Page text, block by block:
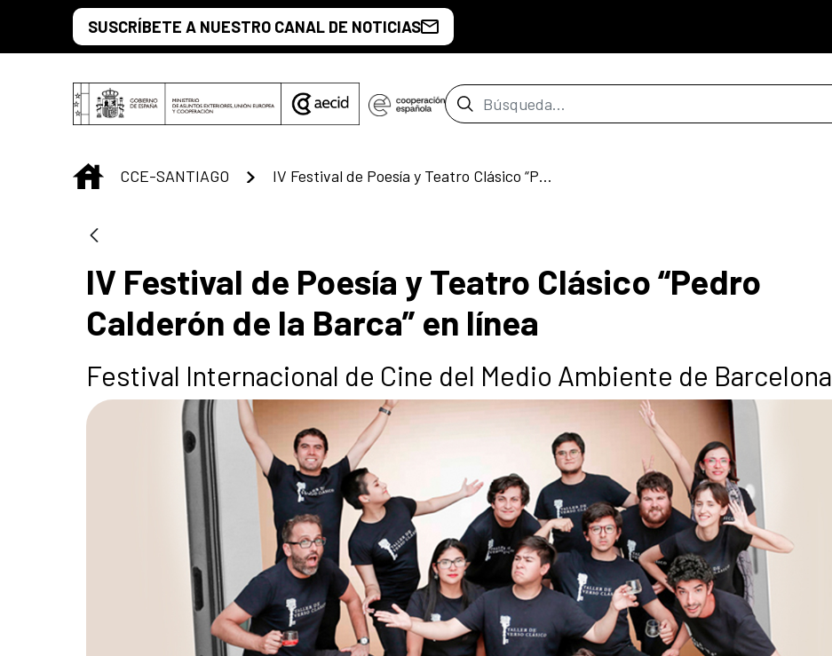
Saltar al contenido principal
SUSCRÍBETE A NUESTRO CANAL DE NOTICIAS
Barra de búsqueda
INICIO
CCE-SANTIAGO IV Festival de Poesía y Teatro Clásico “Pedro Calderón de la Barca” en línea
IV Festival de Poesía y Teatro Clásico “Pedro
Calderón de la Barca” en línea
Festival Internacional de Cine del Medio Ambiente de Barcelona